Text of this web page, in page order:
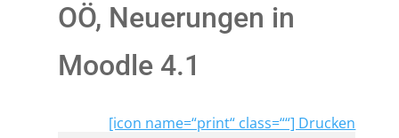
OÖ, Neuerungen in
Moodle 4.1
[icon name=“print“ class=““] Drucken